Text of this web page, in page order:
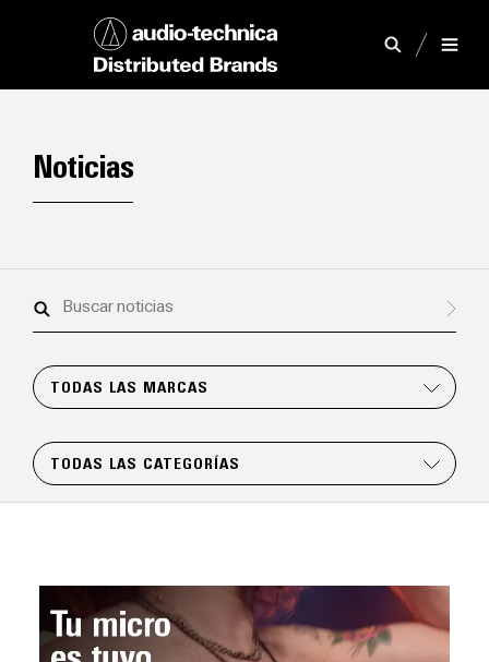
Noticias
Buscar
TODAS LAS MARCAS
TODAS LAS CATEGORÍAS